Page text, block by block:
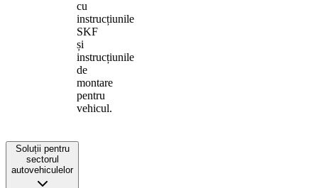
cu
instrucțiunile
SKF
și
instrucțiunile
de
montare
pentru
vehicul.
Soluții pentru
sectorul
autovehiculelor